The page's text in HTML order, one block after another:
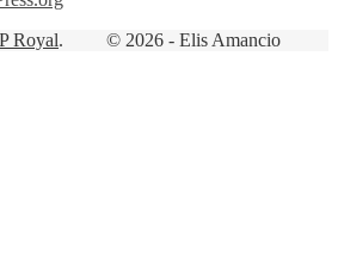
© 2026 - Elis Amancio
Royal.